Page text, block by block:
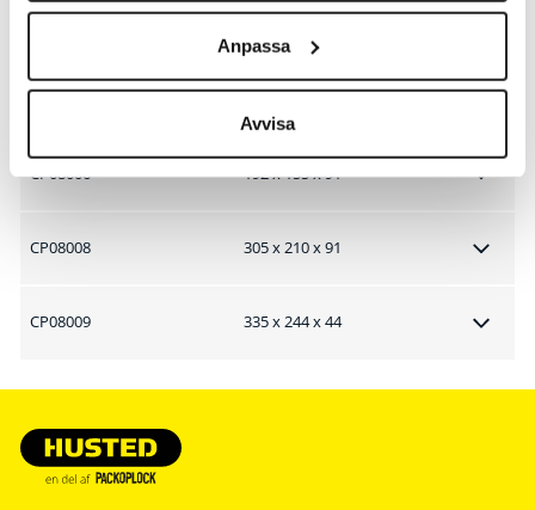
Anpassa
Avvisa
CP08005 240 x 170 x 45
CP08006 192 x 155 x 91
CP08008 305 x 210 x 91
CP08009 335 x 244 x 44